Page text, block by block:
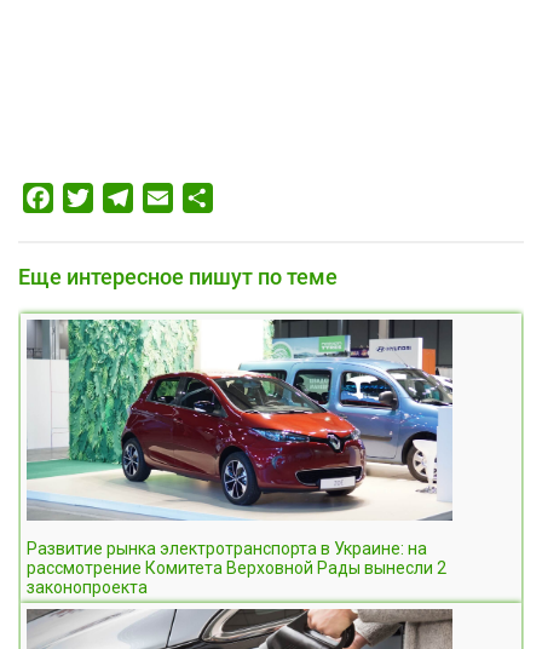
FacebookTwitterTelegram
Email
Еще интересное пишут по теме
Развитие рынка электротранспорта в Украине: на
рассмотрение Комитета Верховной Рады вынесли 2
законопроекта